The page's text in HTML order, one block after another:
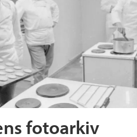
fotoarkiv